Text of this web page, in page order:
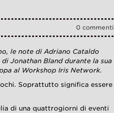
0 commenti
le note di Adriano Cataldo
Jonathan Bland durante la sua
al Workshop Iris Network.
Soprattutto significa essere
di una quattrogiorni di eventi